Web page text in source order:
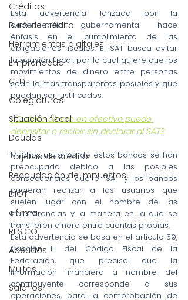
Créditos
Buró de crédito
Herramientas digitales
Emprendedor
CFDI
Colegiaturas
Situación fiscal
Deudas
Tarjetas de crédito
Recaudación de impuestos
DIOT
e.firma
RESICO
Adeudos
Multas
Salarios
Esta advertencia lanzada por la
dependencia gubernamental hace
énfasis en el cumplimiento de las
obligaciones fiscales. El SAT busca evitar
la evasión fiscal, por lo cual quiere que los
movimientos de dinero entre personas
sean lo más transparentes posibles y que
puedan ser justificados.
¿Cuánto dinero en efectivo puedo
depositar o recibir sin declarar al SAT?
Muchos usuarios de estos bancos se han
preocupado debido a las posibles
consecuencias que el SAT y los bancos
pudieran realizar a los usuarios que
suelen jugar con el nombre de las
transferencias y la manera en la que se
transfieren dinero entre cuentas propias.
Esta advertencia se basa en el artículo 59,
fracción III del Código Fiscal de la
Federación, que precisa que la
información financiera a nombre del
contribuyente corresponde a sus
operaciones, para la comprobación de